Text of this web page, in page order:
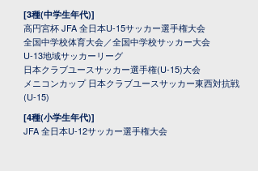
[3種(中学生年代)]
高円宮杯 JFA 全日本U-15サッカー選手権大会
全国中学校体育大会／全国中学校サッカー大会
U-13地域サッカーリーグ
日本クラブユースサッカー選手権(U-15)大会
メニコンカップ 日本クラブユースサッカー東西対抗戦
(U-15)
[4種(小学生年代)]
JFA 全日本U-12サッカー選手権大会